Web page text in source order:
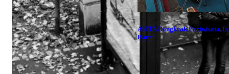
ASITA Dongkrak Pariwisata
Barat